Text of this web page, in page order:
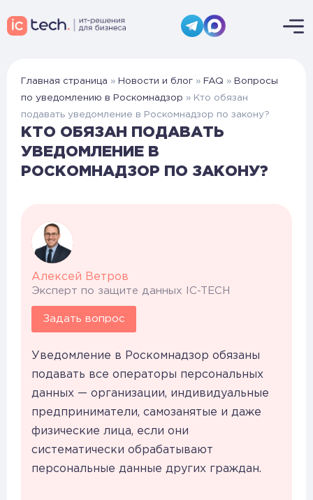
Главная страница » Новости и блог » FAQ » Вопросы
по уведомлению в Роскомнадзор » Кто обязан
подавать уведомление в Роскомнадзор по закону?
КТО ОБЯЗАН ПОДАВАТЬ
УВЕДОМЛЕНИЕ В
РОСКОМНАДЗОР ПО ЗАКОНУ?
Алексей Ветров
Эксперт по защите данных IC-TECH
Задать вопрос
Уведомление в Роскомнадзор обязаны
подавать все операторы персональных
данных — организации, индивидуальные
предприниматели, самозанятые и даже
физические лица, если они
систематически обрабатывают
персональные данные других граждан.